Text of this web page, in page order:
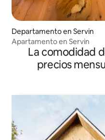
Departamento en Servin
Apartamento en Servin
La comodidad
precios